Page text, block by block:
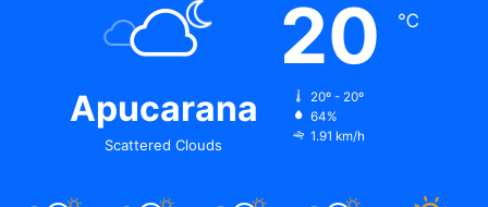
Apucarana
Scattered Clouds
20 ℃
20º - 20º
64%
1.91 km/h